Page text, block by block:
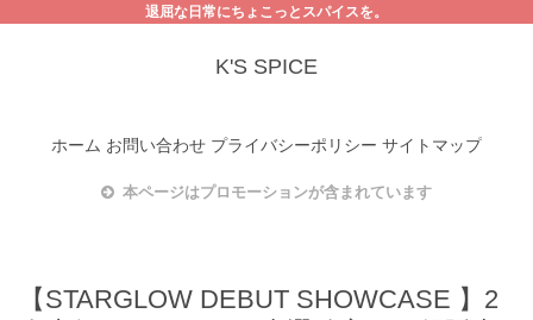
退屈な日常にちょこっとスパイスを。
K'S SPICE
ホーム お問い合わせ プライバシーポリシー サイトマップ
本ページはプロモーションが含まれています
【STARGLOW DEBUT SHOWCASE 】2